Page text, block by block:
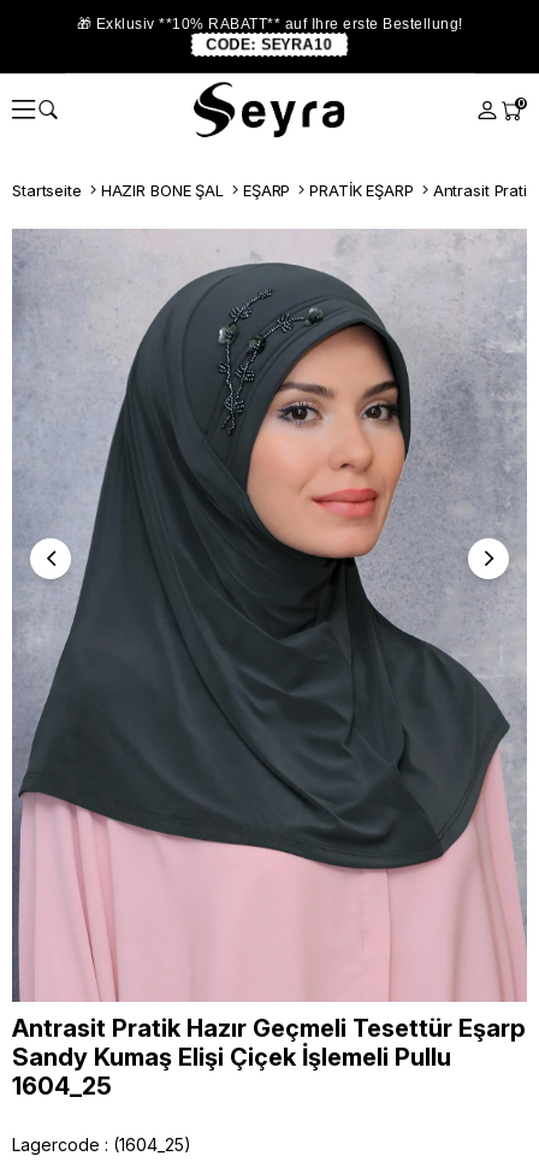
🎁 Exklusiv **10% RABATT** auf Ihre erste Bestellung!
CODE: SEYRA10
0
Startseite HAZIR BONE ŞAL EŞARP PRATİK EŞARP
Antrasit Pratik Hazır Geçmeli Tesettür Eşarp
Sandy Kumaş Elişi Çiçek İşlemeli Pullu
1604_25
Lagercode
(1604_25)